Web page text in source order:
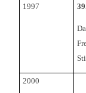
1997
2000